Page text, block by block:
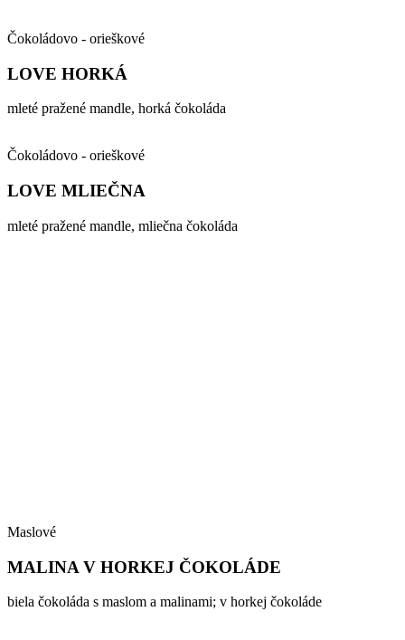
Čokoládovo - orieškové
LOVE HORKÁ
mleté pražené mandle, horká čokoláda
Čokoládovo - orieškové
LOVE MLIEČNA
mleté pražené mandle, mliečna čokoláda
Maslové
MALINA V HORKEJ ČOKOLÁDE
biela čokoláda s maslom a malinami; v horkej čokoláde